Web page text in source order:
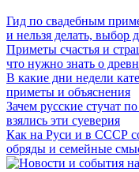
Гид по свадебным
и нельзя делать, выбор
Приметы счастья и
что нужно знать о
В какие дни недели
приметы и объяснения
Зачем русские стучат
взялись эти суеверия
Как на Руси и в СССР
обряды и семейные